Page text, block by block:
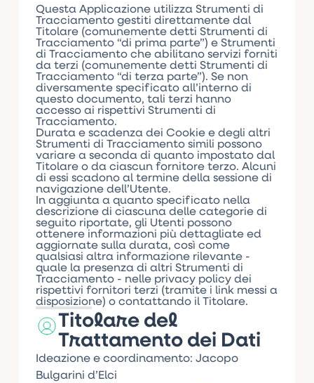
Questa Applicazione utilizza Strumenti di
Tracciamento gestiti direttamente dal
Titolare (comunemente detti Strumenti di
Tracciamento “di prima parte”) e Strumenti
di Tracciamento che abilitano servizi forniti
da terzi (comunemente detti Strumenti di
Tracciamento “di terza parte”). Se non
diversamente specificato all’interno di
questo documento, tali terzi hanno
accesso ai rispettivi Strumenti di
Tracciamento.
Durata e scadenza dei Cookie e degli altri
Strumenti di Tracciamento simili possono
variare a seconda di quanto impostato dal
Titolare o da ciascun fornitore terzo. Alcuni
di essi scadono al termine della sessione di
navigazione dell’Utente.
In aggiunta a quanto specificato nella
descrizione di ciascuna delle categorie di
seguito riportate, gli Utenti possono
ottenere informazioni più dettagliate ed
aggiornate sulla durata, così come
qualsiasi altra informazione rilevante -
quale la presenza di altri Strumenti di
Tracciamento - nelle privacy policy dei
rispettivi fornitori terzi (tramite i link messi a
disposizione) o contattando il Titolare.
Titolare del
Trattamento dei Dati
Ideazione e coordinamento: Jacopo
Bulgarini d’Elci